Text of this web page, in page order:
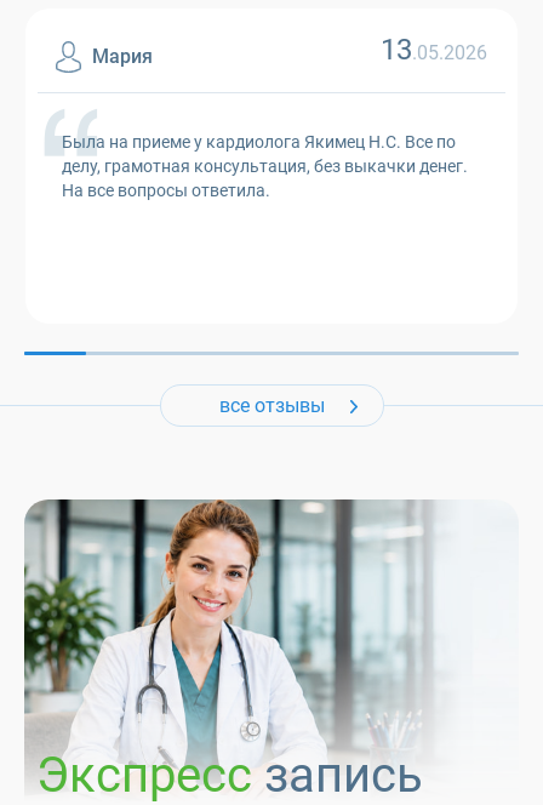
Мария 13.05.2026
Была на приеме у кардиолога Якимец Н.С. Все по
делу, грамотная консультация, без выкачки денег.
На все вопросы ответила.
все отзывы
Экспрессзапись